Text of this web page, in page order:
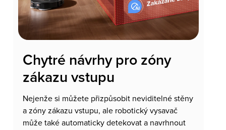
Chytré návrhy pro zóny
zákazu vstupu
Nejenže si můžete přizpůsobit neviditelné stěny
a zóny zákazu vstupu, ale robotický vysavač
může také automaticky detekovat a navrhnout